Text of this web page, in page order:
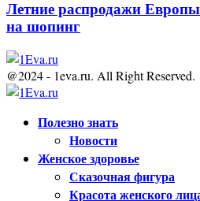
Летние распродажи
на шопинг
@2024 - 1eva.ru. All Right Reserved.
Полезно знать
Новости
Женское здоровье
Сказочная фигура
Красота женского